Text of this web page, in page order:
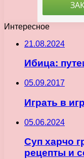
Интересное
21.08.2024
Ибица:
05.09.2017
Играть в
05.06.2024
Суп харчо
рецепты и